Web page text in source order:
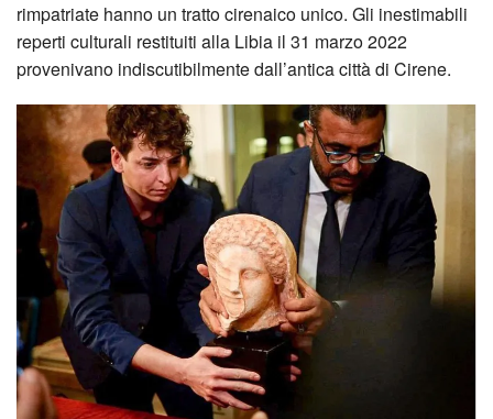
rimpatriate hanno un tratto cirenaico unico. Gli inestimabili
reperti culturali restituiti alla Libia il 31 marzo 2022
provenivano indiscutibilmente dall’antica città di Cirene.